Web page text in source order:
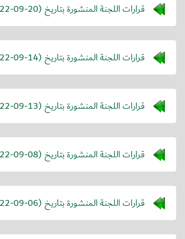
قرارات اللجنة المنشورة بتاريخ (09-20
قرارات اللجنة المنشورة بتاريخ (09-14
قرارات اللجنة المنشورة بتاريخ (09-13
قرارات اللجنة المنشورة بتاريخ (09-08
قرارات اللجنة المنشورة بتاريخ (09-06